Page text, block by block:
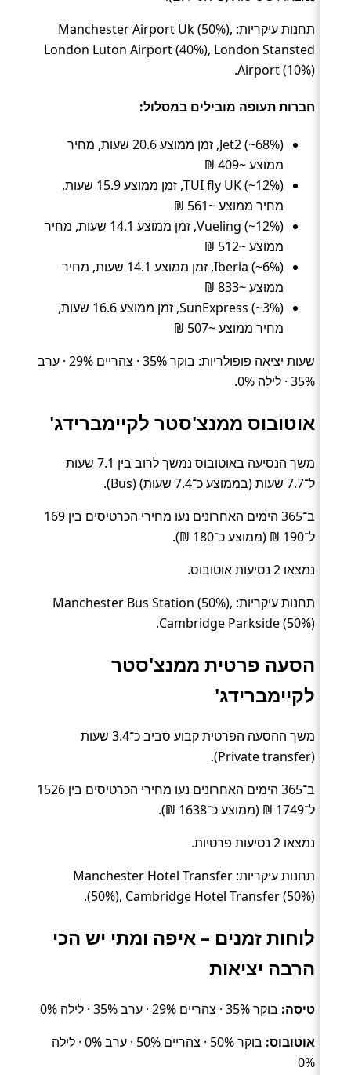
תחנות עיקריות: Manchester Airport Uk (50%),
London Luton Airport (40%), London Stansted
Airport (10%).
חברות תעופה מובילים במסלול:
Jet2 (~68%), זמן ממוצע 20.6 שעות, מחיר
ממוצע ~409 ₪
TUI fly UK (~12%), זמן ממוצע 15.9 שעות,
מחיר ממוצע ~561 ₪
Vueling (~12%), זמן ממוצע 14.1 שעות, מחיר
ממוצע ~512 ₪
Iberia (~6%), זמן ממוצע 14.1 שעות, מחיר
ממוצע ~833 ₪
SunExpress (~3%), זמן ממוצע 16.6 שעות,
מחיר ממוצע ~507 ₪
שעות יציאה פופולריות: בוקר 35% · צהריים 29% · ערב
35% · לילה 0%.
אוטובוס ממנצ'סטר לקיימברידג'
משך הנסיעה באוטובוס נמשך לרוב בין 7.1 שעות
ל־7.7 שעות (בממוצע כ־7.4 שעות) (Bus).
ב־365 הימים האחרונים נעו מחירי הכרטיסים בין 169
ל־190 ₪ (ממוצע כ־180 ₪).
נמצאו 2 נסיעות אוטובוס.
תחנות עיקריות: Manchester Bus Station (50%),
Cambridge Parkside (50%).
הסעה פרטית ממנצ'סטר
לקיימברידג'
משך ההסעה הפרטית קבוע סביב כ־3.4 שעות
(Private transfer).
ב־365 הימים האחרונים נעו מחירי הכרטיסים בין 1526
ל־1749 ₪ (ממוצע כ־1638 ₪).
נמצאו 2 נסיעות פרטיות.
תחנות עיקריות: Manchester Hotel Transfer
(50%), Cambridge Hotel Transfer (50%).
לוחות זמנים – איפה ומתי יש הכי
הרבה יציאות
טיסה: בוקר 35% · צהריים 29% · ערב 35% · לילה 0%
אוטובוס:
בוקר 50% · צהריים 50% · ערב 0% · לילה
0%